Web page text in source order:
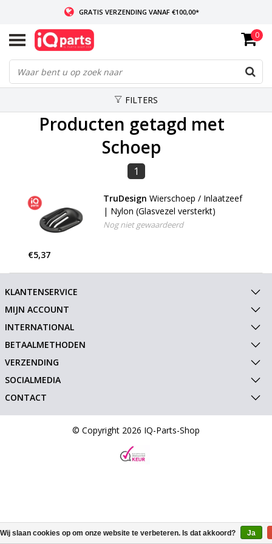
GRATIS VERZENDING VANAF €100,00*
INDIEN VOORRADIG: VOOR 14:00 BESTELD, ZELFDE DAG VERZONDEN
WERELDWIJDE LEVERING
0
FILTERS
Producten getagd met
Schoep
1
TruDesign Wierschoep / Inlaatzeef
| Nylon (Glasvezel versterkt)
Nog niet gewaardeerd
€5,37
KLANTENSERVICE
MIJN ACCOUNT
INTERNATIONAL
BETAALMETHODEN
VERZENDING
SOCIALMEDIA
CONTACT
© Copyright 2026 IQ-Parts-Shop
Wij slaan cookies op om onze website te verbeteren. Is dat akkoord? Ja